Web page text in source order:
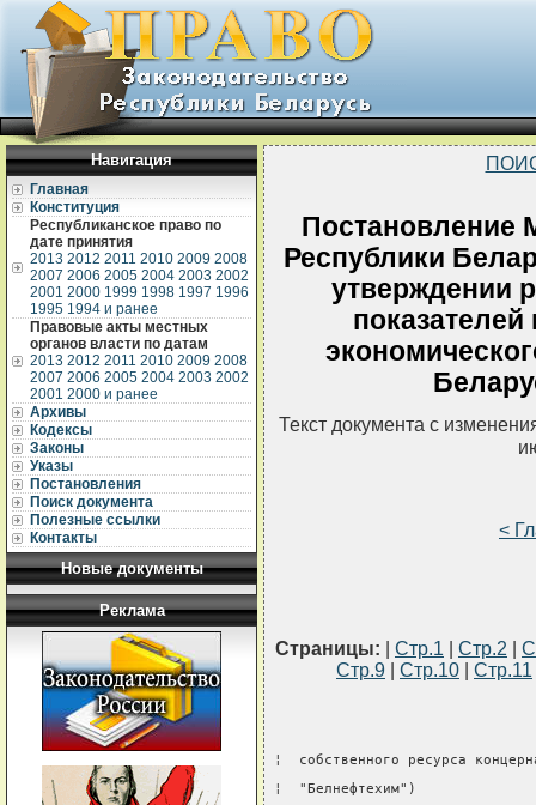
Навигация
Главная
Конституция
Республиканское право по
дате принятия
2013 2012 2011 2010 2009 2008
2007 2006 2005 2004 2003 2002
2001 2000 1999 1998 1997 1996
1995 1994 и ранее
Правовые акты местных
органов власти по датам
2013 2012 2011 2010 2009 2008
2007 2006 2005 2004 2003 2002
2001 2000 и ранее
Архивы
Кодексы
Законы
Указы
Постановления
Поиск документа
Полезные ссылки
Контакты
Новые документы
Реклама
Постановление
Республики
утверждении
Текст документа с
<
Страницы: Стр.1 Стр.2
Стр.9
Стр.10 Стр.11
¦  собственного ресурса
¦  "Белнефтехим")